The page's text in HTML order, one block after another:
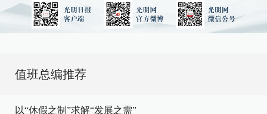
值班总编推荐
以“休假之制”求解“发展之需”